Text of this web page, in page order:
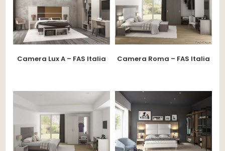
Camera Lux A – FAS Italia Camera Roma – FAS Italia